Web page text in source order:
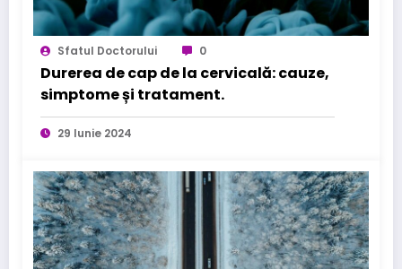
Sfatul Doctorului 0
Durerea de cap de la cervicală: cauze,
simptome și tratament.
29 Iunie 2024